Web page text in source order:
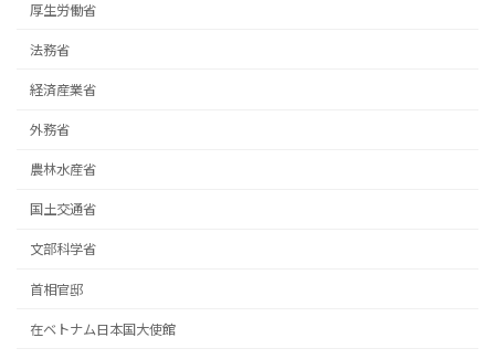
厚生労働省
法務省
経済産業省
外務省
農林水産省
国土交通省
文部科学省
首相官邸
在ベトナム日本国大使館